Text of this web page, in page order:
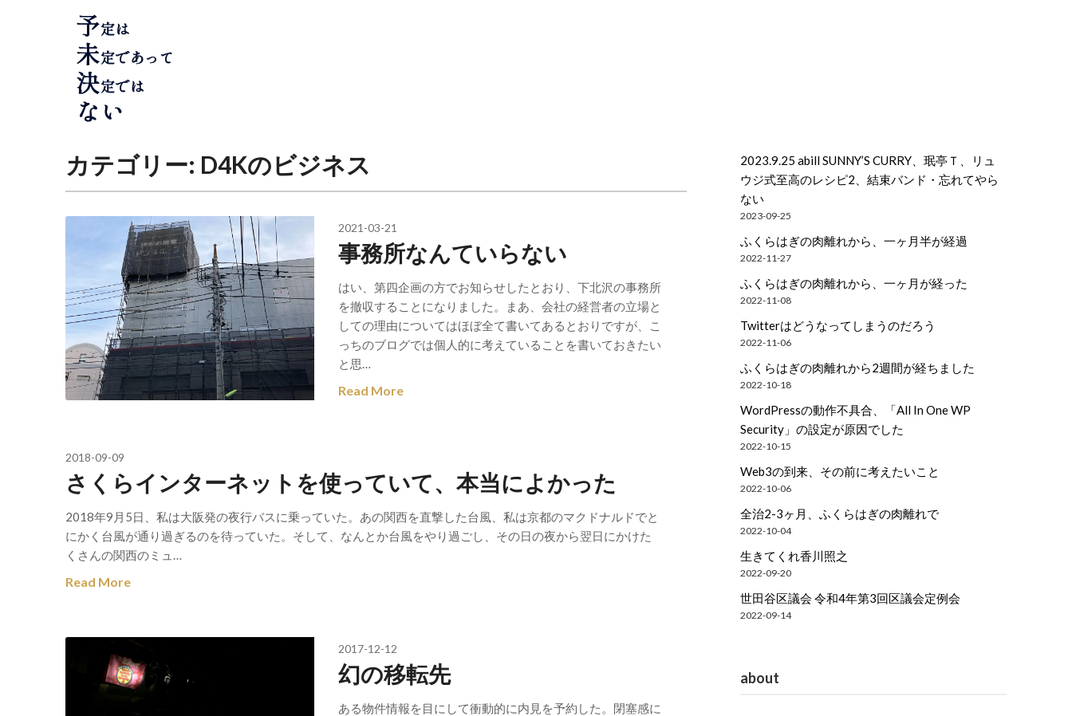
カテゴリー: D4Kのビジネス
2021-03-21
事務所なんていらない
はい、第四企画の方でお知らせしたとおり、下北沢の事務所
を撤収することになりました。まあ、会社の経営者の立場と
しての理由についてはほぼ全て書いてあるとおりですが、こ
っちのブログでは個人的に考えていることを書いておきたい
と思…
Read More
2018-09-09
さくらインターネットを使っていて、本当によかった
2018年9月5日、私は大阪発の夜行バスに乗っていた。あの関西を直撃した台風、私は京都のマクドナルドでと
にかく台風が通り過ぎるのを待っていた。そして、なんとか台風をやり過ごし、その日の夜から翌日にかけた
くさんの関西のミュ…
Read More
2017-12-12
幻の移転先
ある物件情報を目にして衝動的に内見を予約した。閉塞感に
2023.9.25 abill SUNNY’S CURRY、珉亭Ｔ、リュ
ウジ式至高のレシピ2、結束バンド・忘れてやら
ない
2023-09-25
ふくらはぎの肉離れから、一ヶ月半が経過
2022-11-27
ふくらはぎの肉離れから、一ヶ月が経った
2022-11-08
Twitterはどうなってしまうのだろう
2022-11-06
ふくらはぎの肉離れから2週間が経ちました
2022-10-18
WordPressの動作不具合、「All In One WP
Security」の設定が原因でした
2022-10-15
Web3の到来、その前に考えたいこと
2022-10-06
全治2-3ヶ月、ふくらはぎの肉離れで
2022-10-04
生きてくれ香川照之
2022-09-20
世田谷区議会 令和4年第3回区議会定例会
2022-09-14
about